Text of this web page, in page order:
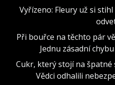
Vyřízeno: Fleury už si
Při bouřce na těchto pár
Jednu zásadní
Cukr, který stojí na
Vědci odhalili